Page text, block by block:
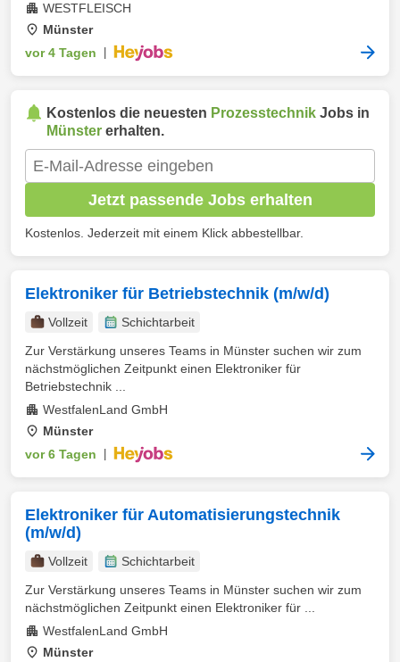
WESTFLEISCH
Münster
vor 4 Tagen
Kostenlos die neuesten Prozesstechnik Jobs in
Münster erhalten.
Jetzt passende Jobs erhalten
Kostenlos. Jederzeit mit einem Klick abbestellbar.
Elektroniker für Betriebstechnik (m/w/d)
Vollzeit
Schichtarbeit
Zur Verstärkung unseres Teams in Münster suchen wir zum
nächstmöglichen Zeitpunkt einen Elektroniker für
Betriebstechnik ...
WestfalenLand GmbH
Münster
vor 6 Tagen
Elektroniker für Automatisierungstechnik
(m/w/d)
Vollzeit
Schichtarbeit
Zur Verstärkung unseres Teams in Münster suchen wir zum
nächstmöglichen Zeitpunkt einen Elektroniker für ...
WestfalenLand GmbH
Münster